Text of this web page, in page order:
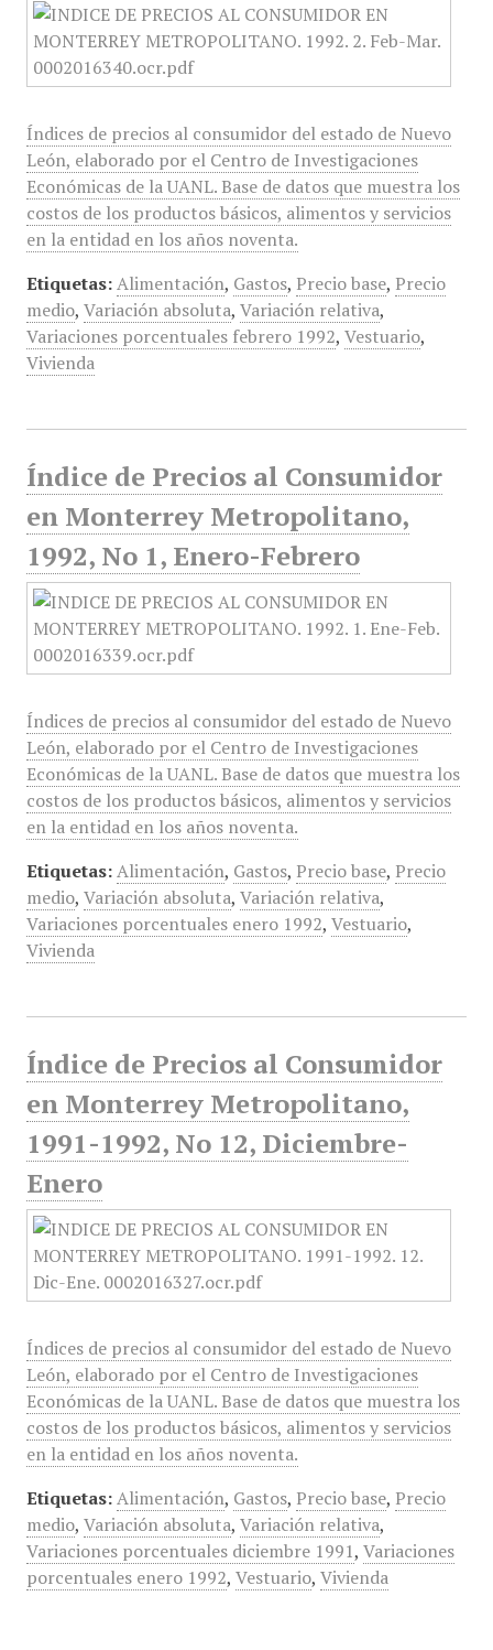
Índices de precios al consumidor del estado de Nuevo
León, elaborado por el Centro de Investigaciones
Económicas de la UANL. Base de datos que muestra los
costos de los productos básicos, alimentos y servicios
en la entidad en los años noventa.
Etiquetas: Alimentación, Gastos, Precio base, Precio
medio, Variación absoluta, Variación relativa,
Variaciones porcentuales febrero 1992, Vestuario,
Vivienda
Índice de Precios al Consumidor
en Monterrey Metropolitano,
1992, No 1, Enero-Febrero
Índices de precios al consumidor del estado de Nuevo
León, elaborado por el Centro de Investigaciones
Económicas de la UANL. Base de datos que muestra los
costos de los productos básicos, alimentos y servicios
en la entidad en los años noventa.
Etiquetas: Alimentación, Gastos, Precio base, Precio
medio, Variación absoluta, Variación relativa,
Variaciones porcentuales enero 1992, Vestuario,
Vivienda
Índice de Precios al Consumidor
en Monterrey Metropolitano,
1991-1992, No 12, Diciembre-
Enero
Índices de precios al consumidor del estado de Nuevo
León, elaborado por el Centro de Investigaciones
Económicas de la UANL. Base de datos que muestra los
costos de los productos básicos, alimentos y servicios
en la entidad en los años noventa.
Etiquetas: Alimentación, Gastos, Precio base, Precio
medio, Variación absoluta, Variación relativa,
Variaciones porcentuales diciembre 1991, Variaciones
porcentuales enero 1992, Vestuario, Vivienda